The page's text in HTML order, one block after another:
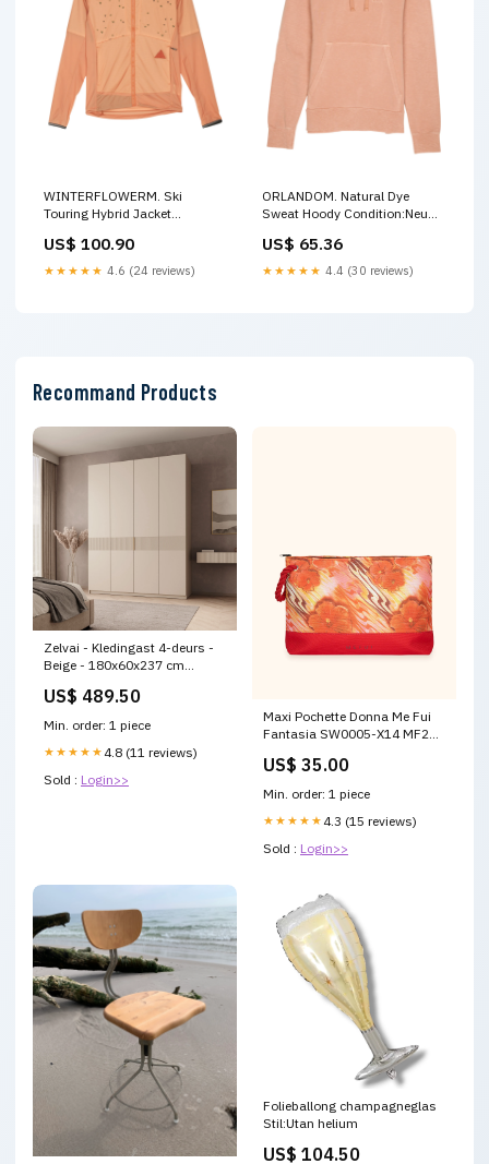
WINTERFLOWERM. Ski
Touring Hybrid Jacket
| Neu mit Fehlern
US$ 100.90
★★★★★ 4.6 (24 reviews)
ORLANDOM. Natural Dye
Sweat Hoody Condition:Neu
US$ 65.36
★★★★★ 4.4 (30 reviews)
Recommand Products
Zelvai - Kledingast 4-deurs -
Beige - 180x60x237 cm
US$ 489.50
Min. order: 1 piece
★★★★★ 4.8 (11 reviews)
Sold : Login>>
Maxi Pochette Donna Me Fui
Fantasia SW0005-X14 MF26-
US$ 35.00
Min. order: 1 piece
★★★★★ 4.3 (15 reviews)
Sold : Login>>
Folieballong champagneglas
Stil:Utan helium
US$ 104.50